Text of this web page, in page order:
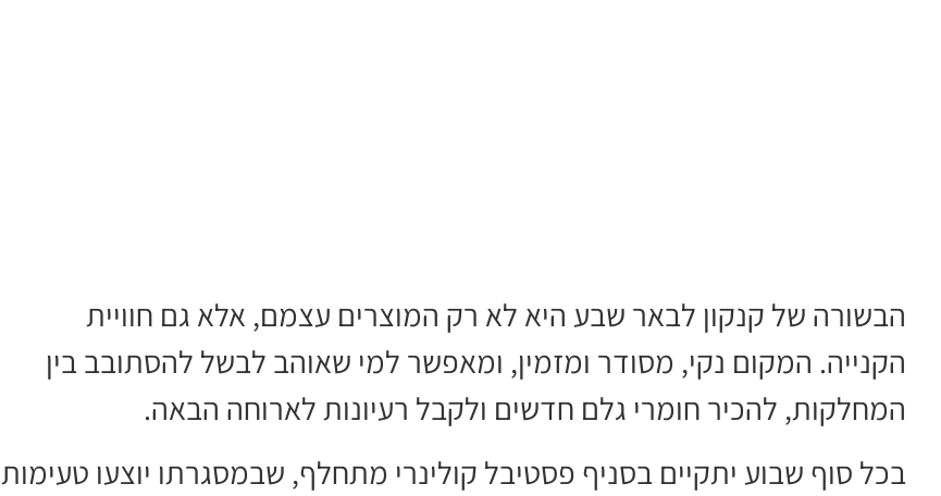
הבשורה של קנקון לבאר שבע היא לא רק המוצרים עצמם, אלא גם חוויית
הקנייה. המקום נקי, מסודר ומזמין, ומאפשר למי שאוהב לבשל להסתובב בין
המחלקות, להכיר חומרי גלם חדשים ולקבל רעיונות לארוחה הבאה.
בכל סוף שבוע יתקיים בסניף פסטיבל קולינרי מתחלף, שבמסגרתו יוצעו טעימות